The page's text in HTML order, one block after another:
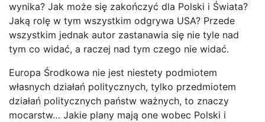
wynika? Jak może się zakończyć dla Polski i Świata?
Jaką rolę w tym wszystkim odgrywa USA? Przede
wszystkim jednak autor zastanawia się nie tyle nad
tym co widać, a raczej nad tym czego nie widać.
Europa Środkowa nie jest niestety podmiotem
własnych działań politycznych, tylko przedmiotem
działań politycznych państw ważnych, to znaczy
mocarstw… Jakie plany mają one wobec Polski i